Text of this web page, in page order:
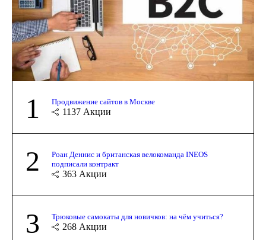
1 Продвижение сайтов в Москве
1137 Акции
2
Роан Деннис и британская велокоманда INEOS
подписали контракт
363 Акции
3 Трюковые самокаты для новичков: на чём учиться?
268 Акции